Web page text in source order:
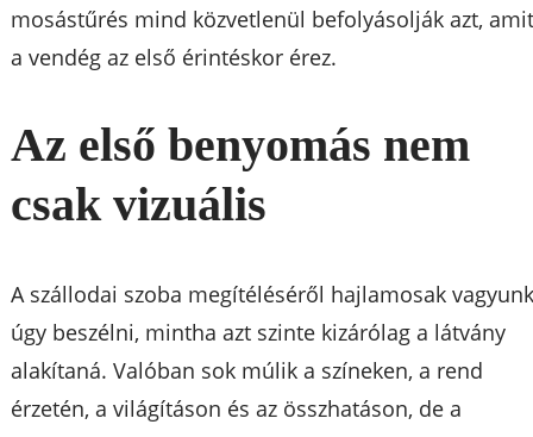
mosástűrés mind közvetlenül befolyásolják azt,
a vendég az első érintéskor érez.
Az első benyomás nem
csak vizuális
A szállodai szoba megítéléséről hajlamosak
úgy beszélni, mintha azt szinte kizárólag a látvány
alakítaná. Valóban sok múlik a színeken, a rend
érzetén, a világításon és az összhatáson, de a